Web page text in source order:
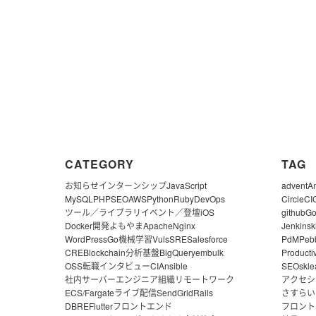
CATEGORY
お知らせインターンシップJavaScript
MySQL PHPSEOAWSPythonRubyDevOps
ツール／ライブラリイベント／登壇iOS
Docker開発よもやまApacheNginx
WordPressGo機械学習VulsSRESalesforce
CREBlockchain分析基盤BigQueryembulk
OSS転職インタビューCIAnsible
社内サーバーエンジニア組織リモートワーク
ECS/Fargateライブ配信SendGridRails
DBREFlutterフロントエンド
TAG
advent
CircleCI
githubGo
Jenkins
PdM
SEO
アクセ
さすら
フロン